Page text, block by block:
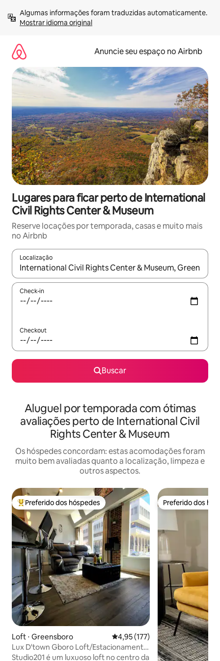
para
Mostrar idioma original
Anuncie seu espaço no Airbnb
Lugares para ficar perto de International
Civil Rights Center & Museum
Reserve locações por temporada, casas e muito mais
no Airbnb
Localização
Quando os resultados estiverem disponíveis, explore-os
Check-in
Checkout
Buscar
Aluguel por temporada com ótimas
avaliações perto de International Civil
Rights Center & Museum
Os hóspedes concordam: estas acomodações foram
muito bem avaliadas quanto a localização, limpeza e
outros aspectos.
Entre os melhores preferidos dos hóspedes
Preferido dos hóspedes
Loft ⋅ Greensboro 4,95 de uma avaliação média de
4,95 (177)
Lux D'town Gboro Loft/Estacionamento,
5 min a pé 2 Tanger
Studio201 é um luxuoso loft no centro da
Preferido dos
Preferido dos